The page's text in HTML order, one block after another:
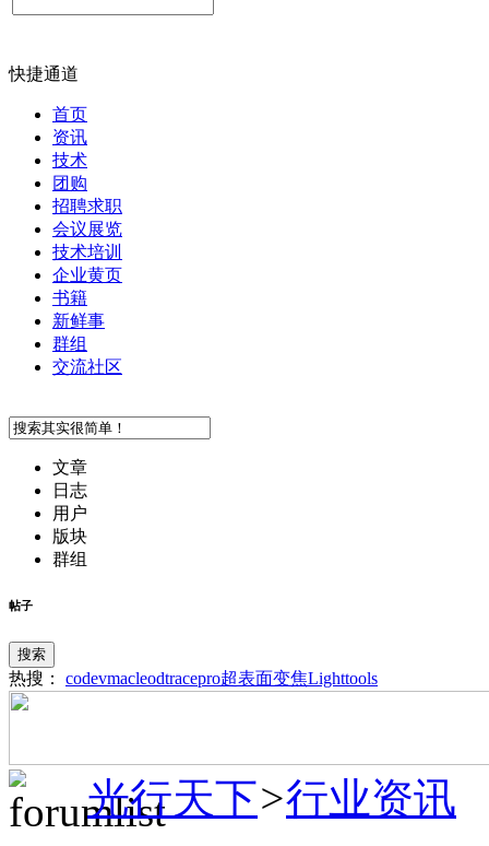
快捷通道
首页
资讯
技术
团购
招聘求职
会议展览
技术培训
企业黄页
书籍
新鲜事
群组
交流社区
文章
日志
用户
版块
群组
帖子
搜索
热搜： codevmacleodtracepro超表面变焦Lighttools
光行天下>行业资讯